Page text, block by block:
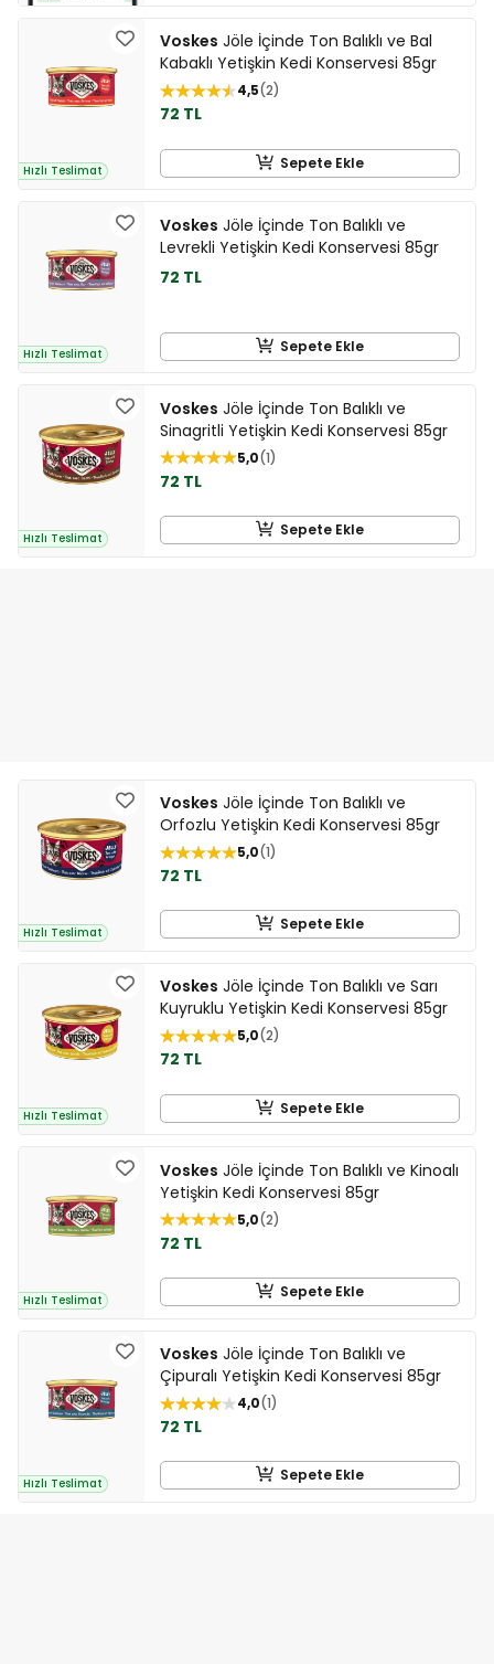
Hızlı Teslimat
Voskes Jöle İçinde Ton Balıklı ve Bal
Kabaklı Yetişkin Kedi Konservesi 85gr
4,5 2
72 TL
Sepete Ekle
Hızlı Teslimat
Voskes Jöle İçinde Ton Balıklı ve
Levrekli Yetişkin Kedi Konservesi 85gr
72 TL
Sepete Ekle
Hızlı Teslimat
Voskes Jöle İçinde Ton Balıklı ve
Sinagritli Yetişkin Kedi Konservesi 85gr
5,0 1
72 TL
Sepete Ekle
Hızlı Teslimat
Voskes Jöle İçinde Ton Balıklı ve
Orfozlu Yetişkin Kedi Konservesi 85gr
5,0 1
72 TL
Sepete Ekle
Hızlı Teslimat
Voskes Jöle İçinde Ton Balıklı ve Sarı
Kuyruklu Yetişkin Kedi Konservesi 85gr
5,0 2
72 TL
Sepete Ekle
Hızlı Teslimat
Voskes Jöle İçinde Ton Balıklı ve Kinoalı
Yetişkin Kedi Konservesi 85gr
5,0 2
72 TL
Sepete Ekle
Hızlı Teslimat
Voskes Jöle İçinde Ton Balıklı ve
Çipuralı Yetişkin Kedi Konservesi 85gr
4,0 1
72 TL
Sepete Ekle